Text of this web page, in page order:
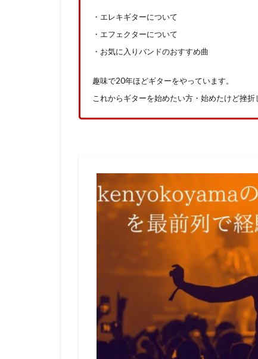
・エレキギターについて
・エフェクターについて
・お気に入りバンドのおすすめ曲
趣味で20年ほどギターをやっています。
これからギターを始めたい方・始めたけど挫